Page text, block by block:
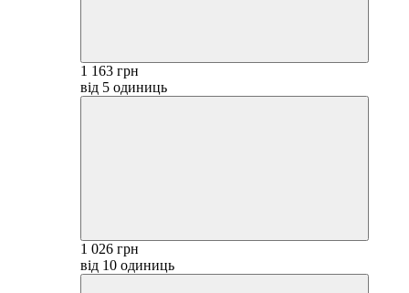
1 163 грн
від 5 одиниць
1 026 грн
від 10 одиниць